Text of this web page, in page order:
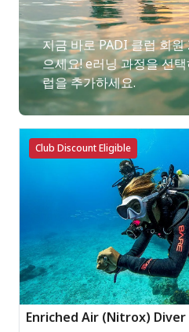
지금 바로 PADI 클럽 회
으세요! e러닝 과정을 선
럽을 추가하세요.
Club Discount Eligible
Enriched Air (Nitrox) Diver